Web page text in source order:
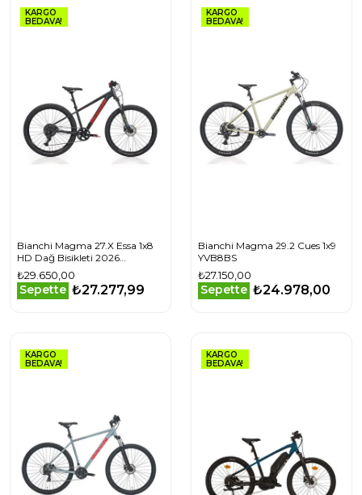
KARGO
BEDAVA!
Bianchi Magma 27.X Essa 1x8
HD Dağ Bisikleti 2026
YVBCFS38
₺29.650,00
Sepette ₺27.277,99
KARGO
BEDAVA!
Bianchi Magma 29.2 Cues 1x9
YVB8BS
₺27.150,00
Sepette ₺24.978,00
KARGO
BEDAVA!
KARGO
BEDAVA!